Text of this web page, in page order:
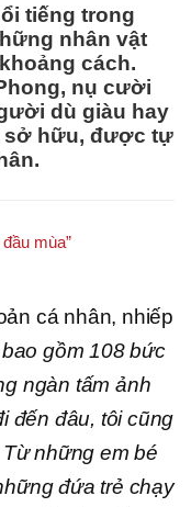
tiếng trong
nhân vật
cách.
nụ cười
dù giàu hay
sở hữu, được tự
mùa”
cá nhân, nhiếp
bao gồm 108 bức
ngàn tấm ảnh
đến đâu, tôi cũng
những em bé
đứa trẻ chạy